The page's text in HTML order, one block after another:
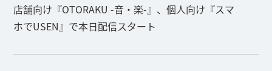
店舗向け『OTORAKU -音・楽-』、個人向け『スマ
ホでUSEN』で本日配信スタート